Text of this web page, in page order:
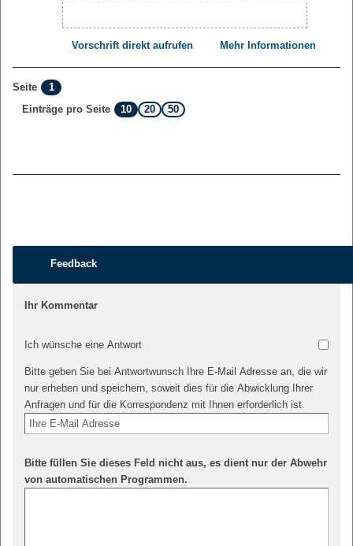
Vorschrift direkt aufrufen Mehr Informationen
Seite
1
Einträge pro Seite
10 20 50
Feedback
Ihr Kommentar
Ich wünsche eine Antwort
Bitte geben Sie bei Antwortwunsch Ihre E-Mail Adresse an, die wir
nur erheben und speichern, soweit dies für die Abwicklung Ihrer
Anfragen und für die Korrespondenz mit Ihnen erforderlich ist.
Bitte füllen Sie dieses Feld nicht aus, es dient nur der Abwehr
von automatischen Programmen.